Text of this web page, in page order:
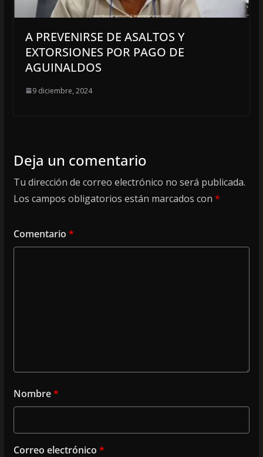
A PREVENIRSE DE ASALTOS Y
EXTORSIONES POR PAGO DE
AGUINALDOS
9 diciembre, 2024
Deja un comentario
Tu dirección de correo electrónico no será publicada.
Los campos obligatorios están marcados con *
Comentario *
Nombre*
Correo electrónico *